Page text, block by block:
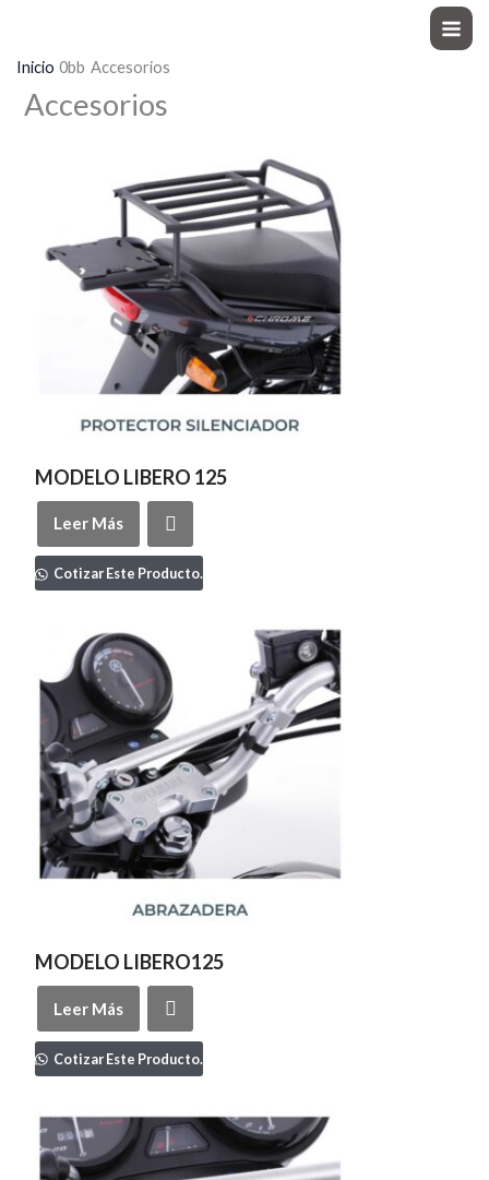
contenido
Inicio Accesorios
Accesorios
MODELO LIBERO 125
Leer Más
Cotizar Este Producto.
MODELO LIBERO125
Leer Más
Cotizar Este Producto.